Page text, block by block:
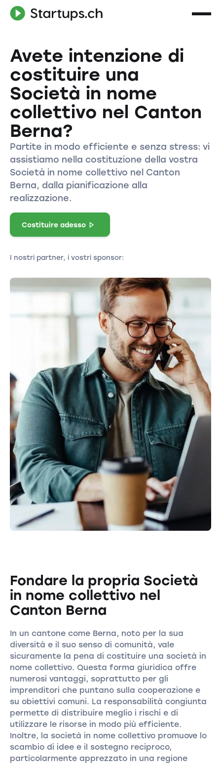
Avete intenzione di
costituire una
Società in nome
collettivo nel Canton
Berna?
Partite in modo efficiente e senza stress: vi
assistiamo nella costituzione della vostra
Società in nome collettivo nel Canton
Berna, dalla pianificazione alla
realizzazione.
Costituire adesso
I nostri partner, i vostri sponsor:
Fondare la propria Società
in nome collettivo nel
Canton Berna
In un cantone come Berna, noto per la sua
diversità e il suo senso di comunità, vale
sicuramente la pena di costituire una società in
nome collettivo. Questa forma giuridica offre
numerosi vantaggi, soprattutto per gli
imprenditori che puntano sulla cooperazione e
su obiettivi comuni. La responsabilità congiunta
permette di distribuire meglio i rischi e di
utilizzare le risorse in modo più efficiente.
Inoltre, la società in nome collettivo promuove lo
scambio di idee e il sostegno reciproco,
particolarmente apprezzato in una regione